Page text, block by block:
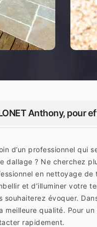
Anthony, pour
d’un professionnel qui
dallage ? Ne cherchez
en nettoyage de
et d’illuminer votre
souhaiterez évoquer.
meilleure qualité. Pour
rapidement.